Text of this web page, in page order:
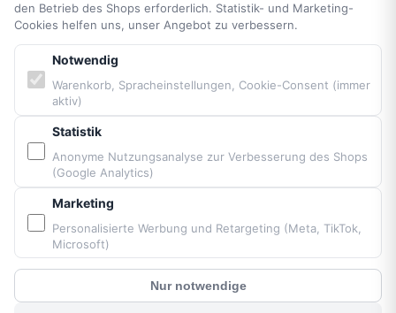
PARTNER & MARKEN
Vittorazi Motoren MY25
Airconception
Apco Aviation
Ozone
MacPara
Neo
Bereitgestellt von Fresh Air © Paramaniacshop 2026
? Kunden Chat
den Betrieb des Shops erforderlich. Statistik- und Marketing-
Cookies helfen uns, unser Angebot zu verbessern.
Notwendig
Warenkorb, Spracheinstellungen, Cookie-Consent (immer
aktiv)
Statistik
Anonyme Nutzungsanalyse zur Verbesserung des Shops
(Google Analytics)
Marketing
Personalisierte Werbung und Retargeting (Meta, TikTok,
Microsoft)
Nur notwendige